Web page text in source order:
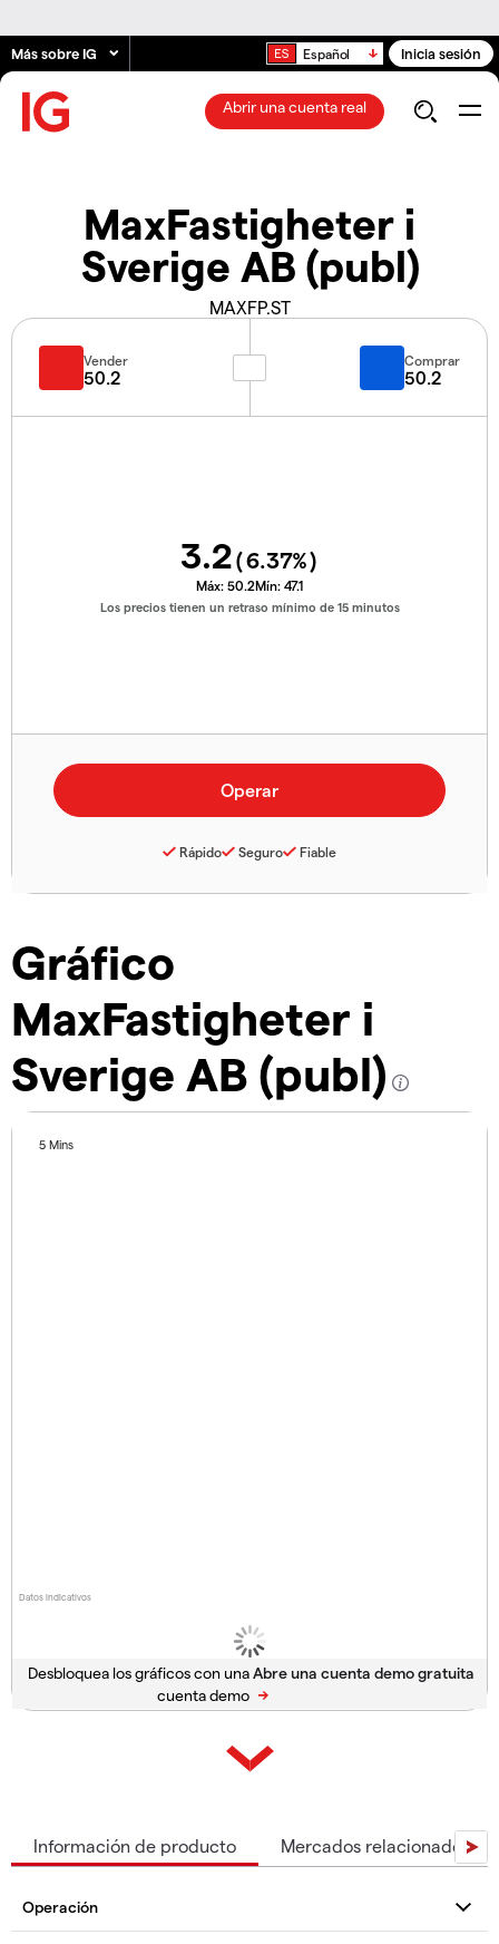
Más sobre IG Español Inicia sesión
Abrir una cuenta real
MaxFastigheter i
Sverige AB (publ)
MAXFP.ST
Gráfico
MaxFastigheter i
Sverige AB (publ)
Datos indicativos
5 Mins
Desbloquea los gráficos con una
cuenta demo
Vender
50.2
Comprar
50.2
3.2(6.37%)
Máx: 50.2Mín: 47.1
Los precios tienen un retraso mínimo de 15 minutos
Rápido Seguro Fiable
Información de producto Mercados relacionados